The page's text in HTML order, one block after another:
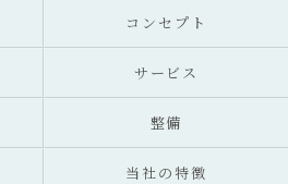
コンセプト
サービス
整備
当社の特徴